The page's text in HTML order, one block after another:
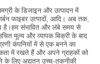
के डिजाइन और उत्पादन में
फाइबर उत्पादों, आदि। अब तक,
है।हम संभावित और लंबे समय से
मूल्य और व्यापक बिक्री के बाद
कंपनियों में से एक बनने का
में रखते हैं और अपने ग्राहकों को
के लिए अद्यतन उच्च-तकनीकी